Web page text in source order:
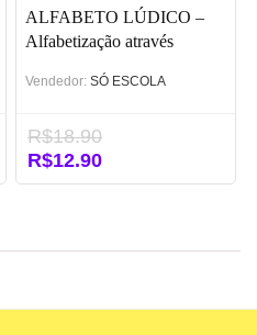
ALFABETO LÚDICO –
Alfabetização através
Vendedor: SÓ ESCOLA
R$18.90
O
preço
R$18.90.
R$12.90O
preço
R$12.90.